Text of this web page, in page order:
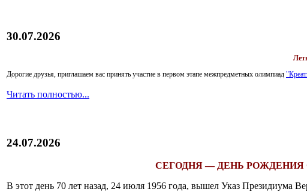
30.07.2026
Дорогие друзья, приглашаем вас принять участие в первом этапе межпредметных олимпиад
Читать полностью...
24.07.2026
СЕГОДНЯ — ДЕНЬ РОЖДЕНИЯ
В этот день 70 лет назад, 24 июля 1956 года, вышел Указ Президиума